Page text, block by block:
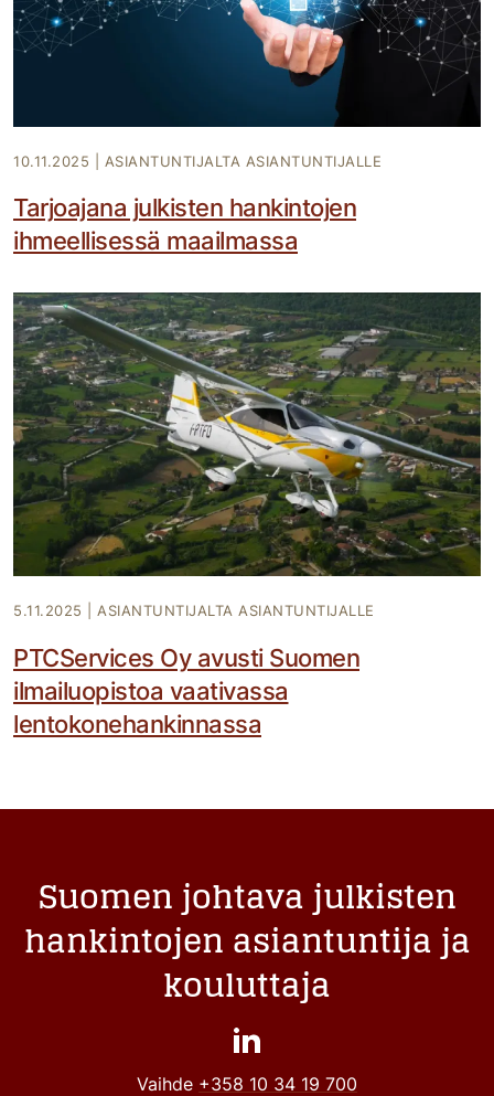
10.11.2025 ASIANTUNTIJALTA ASIANTUNTIJALLE
Tarjoajana julkisten hankintojen
ihmeellisessä maailmassa
5.11.2025 ASIANTUNTIJALTA ASIANTUNTIJALLE
PTCServices Oy avusti Suomen
ilmailuopistoa vaativassa
lentokonehankinnassa
Suomen johtava julkisten
hankintojen asiantuntija ja
kouluttaja
Vaihde +358 10 34 19 700